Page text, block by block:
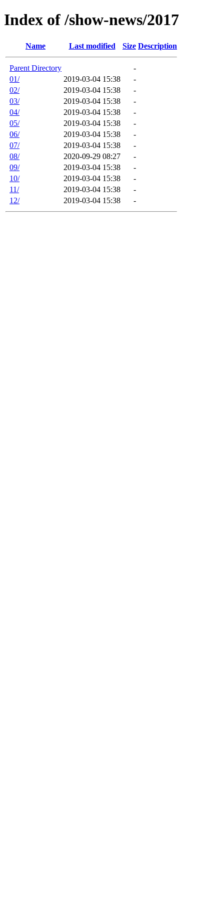
Index of /show-news/2017
Name Last modified Size Description
Parent Directory
-
01/
2019-03-04 15:38
-
02/
2019-03-04 15:38
-
03/
2019-03-04 15:38
-
04/
2019-03-04 15:38
-
05/
2019-03-04 15:38
-
06/
2019-03-04 15:38
-
07/
2019-03-04 15:38
-
08/
2020-09-29 08:27
-
09/
2019-03-04 15:38
-
10/
2019-03-04 15:38
-
11/
2019-03-04 15:38
-
12/
2019-03-04 15:38 -